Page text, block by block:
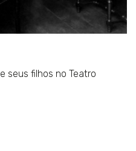
seus filhos no Teatro